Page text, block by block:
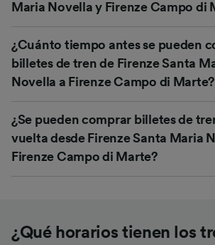
Maria Novella y Firenze Campo di
¿Cuánto tiempo antes se pueden
billetes de tren de Firenze Santa
Novella a Firenze Campo di Marte?
¿Se pueden comprar billetes de
vuelta desde Firenze Santa Maria
Firenze Campo di Marte?
¿Qué horarios tienen los